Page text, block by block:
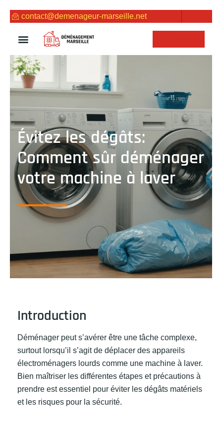
contact@demenageur-marseille.net
Évitez les dégâts:
Comment sûr déménager
votre machine à laver
Introduction
Déménager peut s’avérer être une tâche complexe,
surtout lorsqu’il s’agit de déplacer des appareils
électroménagers lourds comme une machine à laver.
Bien maîtriser les différentes étapes et précautions à
prendre est essentiel pour éviter les dégâts matériels
et les risques pour la sécurité.